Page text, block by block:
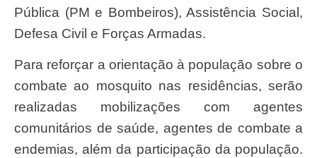
Pública (PM e Bombeiros), Assistência Social,
Defesa Civil e Forças Armadas.
Para reforçar a orientação à população sobre o
combate ao mosquito nas residências, serão
realizadas mobilizações com agentes
comunitários de saúde, agentes de combate a
endemias, além da participação da população.